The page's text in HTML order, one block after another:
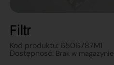
Filtr
Kod produktu: 6506787M1
Dostępnosć: Brak w magazynie